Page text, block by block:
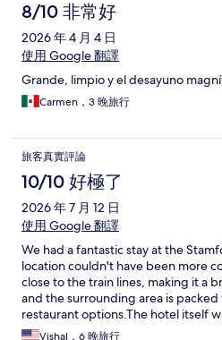
8/10 非常好
2026 年 4 月 4 日
使用 Google 翻譯
Grande, limpio y el desayuno
Carmen，3 晚旅行
旅客真實評論
10/10 好極了
2026 年 7 月 12 日
使用 Google 翻譯
​We had a fantastic stay at the
location couldn't have been more
close to the train lines, making it a
and the surrounding area is
restaurant options. ​The hotel itself
modern, and comfortable
Vishal，6 晚旅行